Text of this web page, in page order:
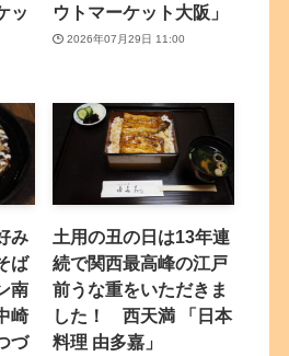
ッ
ウトマーケット大阪」
2026年07月29日 11:00
み
ば
南
崎
づ
土用の丑の日は13年連
続で関西最高峰の江戸
前うな重をいただきま
した！ 西天満 「日本
料理 由多嘉」